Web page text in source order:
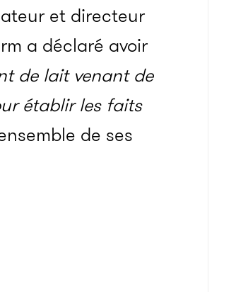
et directeur
a déclaré avoir
de lait venant de
établir les faits
de ses